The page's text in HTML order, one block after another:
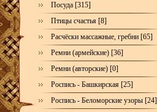
Посуда [315]
Птицы счастья [8]
Расчёски массажные, гребни [65]
Ремни (армейские) [36]
Ремни (авторские) [0]
Роспись - Башкирская [25]
Роспись - Беломорские узоры [24]